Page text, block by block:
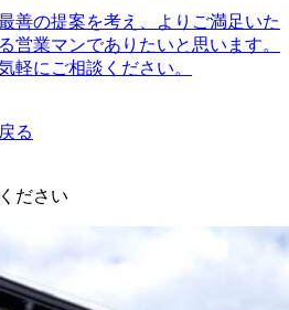
善の提案を考え、よりご満足いた
営業マンでありたいと思います。
軽にご相談ください。
る
ださい